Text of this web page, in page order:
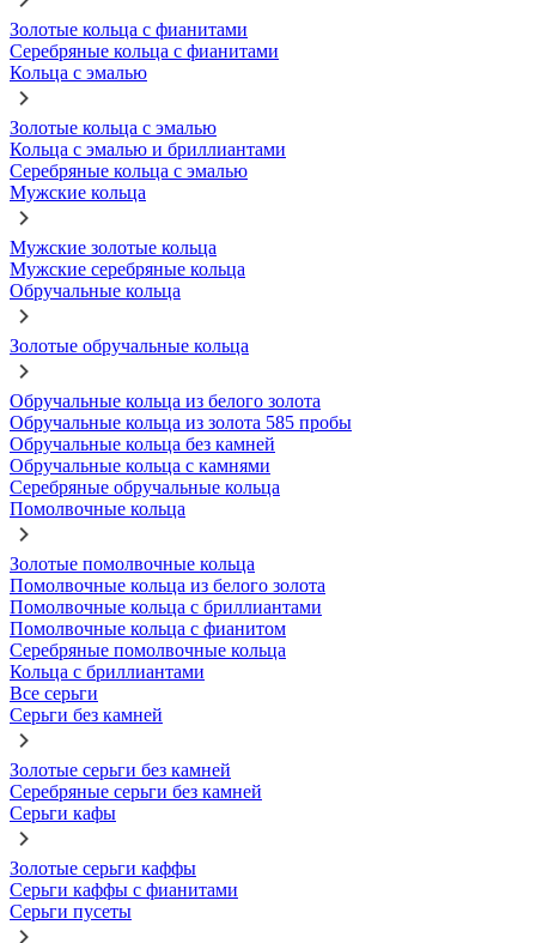
Золотые кольца с фианитами
Серебряные кольца с фианитами
Кольца с эмалью
Золотые кольца с эмалью
Кольца с эмалью и бриллиантами
Серебряные кольца с эмалью
Мужские кольца
Мужские золотые кольца
Мужские серебряные кольца
Обручальные кольца
Золотые обручальные кольца
Обручальные кольца из белого золота
Обручальные кольца из золота 585 пробы
Обручальные кольца без камней
Обручальные кольца с камнями
Серебряные обручальные кольца
Помолвочные кольца
Золотые помолвочные кольца
Помолвочные кольца из белого золота
Помолвочные кольца с бриллиантами
Помолвочные кольца с фианитом
Серебряные помолвочные кольца
Кольца с бриллиантами
Все серьги
Серьги без камней
Золотые серьги без камней
Серебряные серьги без камней
Серьги кафы
Золотые серьги каффы
Серьги каффы с фианитами
Серьги пусеты